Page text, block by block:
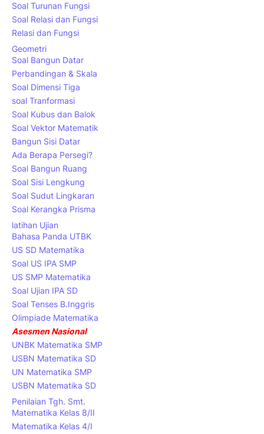
Soal Turunan Fungsi
Soal Relasi dan Fungsi
Relasi dan Fungsi
Geometri
Soal Bangun Datar
Perbandingan & Skala
Soal Dimensi Tiga
soal Tranformasi
Soal Kubus dan Balok
Soal Vektor Matematik
Bangun Sisi Datar
Ada Berapa Persegi?
Soal Bangun Ruang
Soal Sisi Lengkung
Soal Sudut Lingkaran
Soal Kerangka Prisma
latihan Ujian
Bahasa Panda UTBK
US SD Matematika
Soal US IPA SMP
US SMP Matematika
Soal Ujian IPA SD
Soal Tenses B.Inggris
Olimpiade Matematika
Asesmen Nasional
UNBK Matematika SMP
USBN Matematika SD
UN Matematika SMP
USBN Matematika SD
Penilaian Tgh. Smt.
Matematika Kelas 8/II
Matematika Kelas 4/I